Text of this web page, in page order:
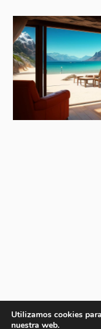
Utilizamos cookies
nuestra web.